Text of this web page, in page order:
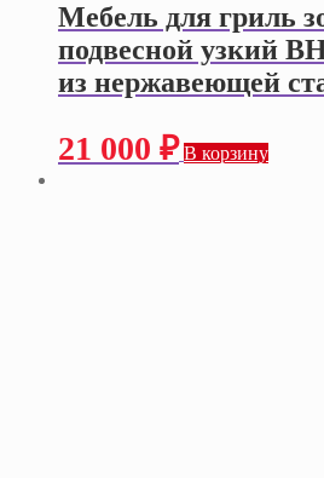
Мебель для гриль
подвесной узкий
из нержавеющей
21 000 ₽ В корзину